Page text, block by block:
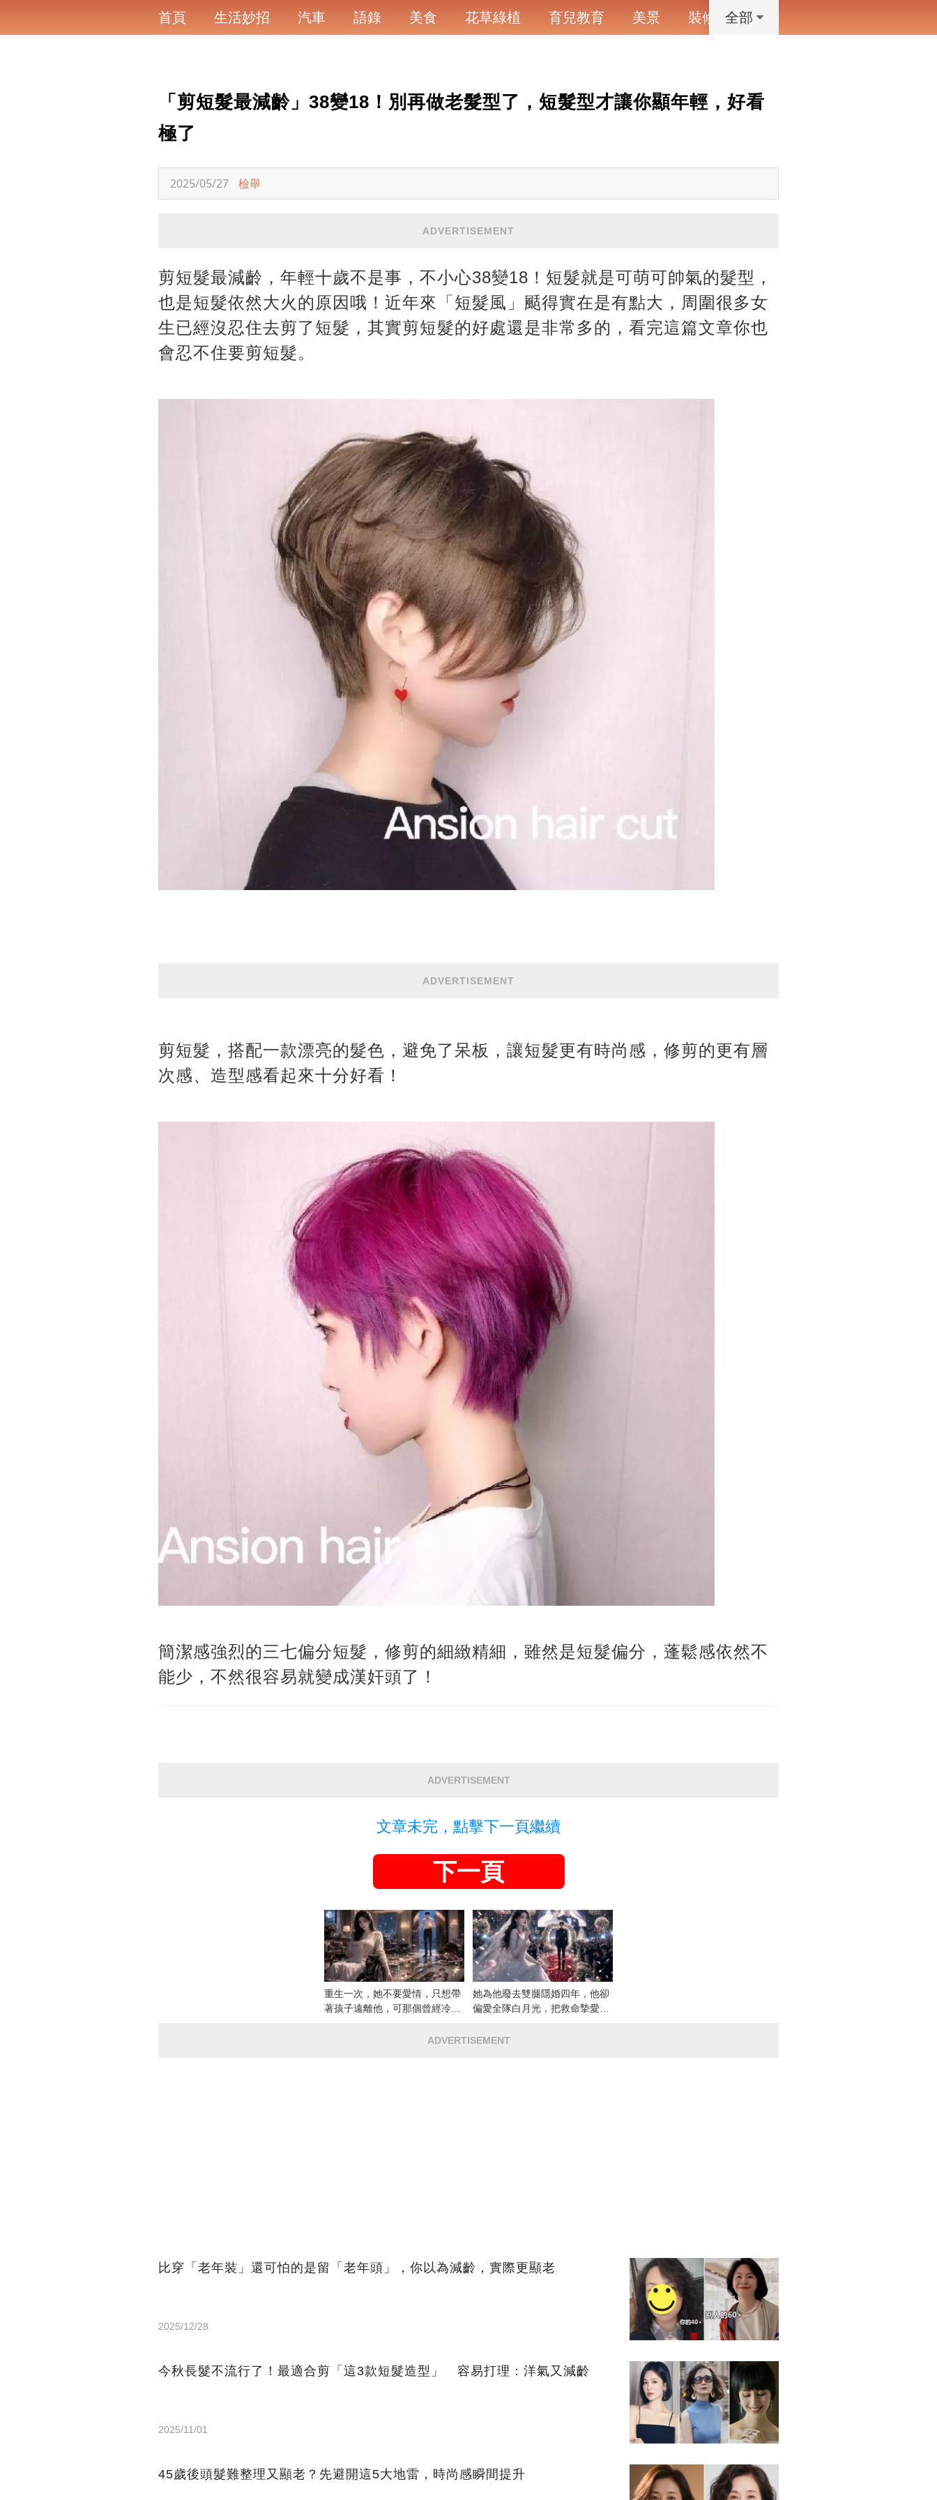
首頁 生活妙招 汽車 語錄 美食 花草綠植 育兒教育 美景 裝修 寵物
全部
「剪短髮最減齡」38變18！別再做老髮型了，短髮型才讓你顯年輕，好看
極了
2025/05/27 檢舉
ADVERTISEMENT
剪短髮最減齡，年輕十歲不是事，不小心38變18！短髮就是可萌可帥氣的髮型，
也是短髮依然大火的原因哦！近年來「短髮風」颳得實在是有點大，周圍很多女
生已經沒忍住去剪了短髮，其實剪短髮的好處還是非常多的，看完這篇文章你也
會忍不住要剪短髮。
ADVERTISEMENT
剪短髮，搭配一款漂亮的髮色，避免了呆板，讓短髮更有時尚感，修剪的更有層
次感、造型感看起來十分好看！
簡潔感強烈的三七偏分短髮，修剪的細緻精細，雖然是短髮偏分，蓬鬆感依然不
能少，不然很容易就變成漢奸頭了！
ADVERTISEMENT
文章未完，點擊下一頁繼續
下一頁
重生一次，她不要愛情，只想帶
著孩子遠離他，可那個曾經冷漠
她為他廢去雙腿隱婚四年，他卻
偏愛全隊白月光，把救命摯愛當
ADVERTISEMENT
比穿「老年裝」還可怕的是留「老年頭」，你以為減齡，實際更顯老
2025/12/28
今秋長髮不流行了！最適合剪「這3款短髮造型」 容易打理：洋氣又減齡
2025/11/01
45歲後頭髮難整理又顯老？先避開這5大地雷，時尚感瞬間提升